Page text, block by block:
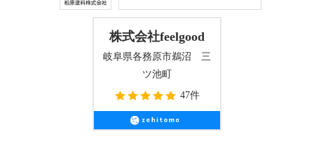
株式会社feelgood
岐阜県各務原市鵜沼 三
ツ池町
47件